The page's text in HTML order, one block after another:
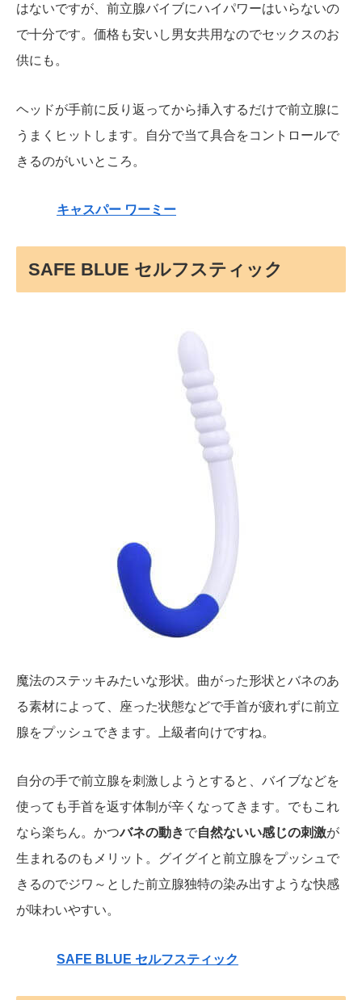
はないですが、前立腺バイブにハイパワーはいらないの
で十分です。価格も安いし男女共用なのでセックスのお
供にも。
ヘッドが手前に反り返ってから挿入するだけで前立腺に
うまくヒットします。自分で当て具合をコントロールで
きるのがいいところ。
キャスパー ワーミー
SAFE BLUE セルフスティック
魔法のステッキみたいな形状。曲がった形状とバネのあ
る素材によって、座った状態などで手首が疲れずに前立
腺をプッシュできます。上級者向けですね。
自分の手で前立腺を刺激しようとすると、バイブなどを
使っても手首を返す体制が辛くなってきます。でもこれ
なら楽ちん。かつバネの動きで自然ないい感じの刺激が
生まれるのもメリット。グイグイと前立腺をプッシュで
きるのでジワ～とした前立腺独特の染み出すような快感
が味わいやすい。
SAFE BLUE セルフスティック